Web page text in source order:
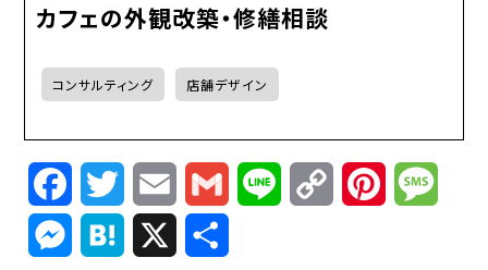
カフェの外観改築・修繕相談
コンサルティング 店舗デザイン
FacebookTwitterEmail Gmail Line
Copy
Link
Pinterest
Messenger
Hatena